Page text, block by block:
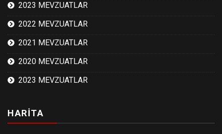
2023 MEVZUATLAR
2022 MEVZUATLAR
2021 MEVZUATLAR
2020 MEVZUATLAR
2023 MEVZUATLAR
HARİTA